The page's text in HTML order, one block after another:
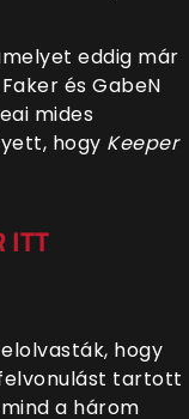
eddig már
és GabeN
mides
hogy Keeper
ITT
hogy
tartott
a három